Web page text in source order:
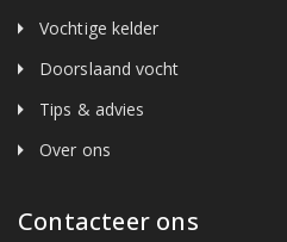
Vochtige kelder
Doorslaand vocht
Tips & advies
Over ons
Contacteer ons